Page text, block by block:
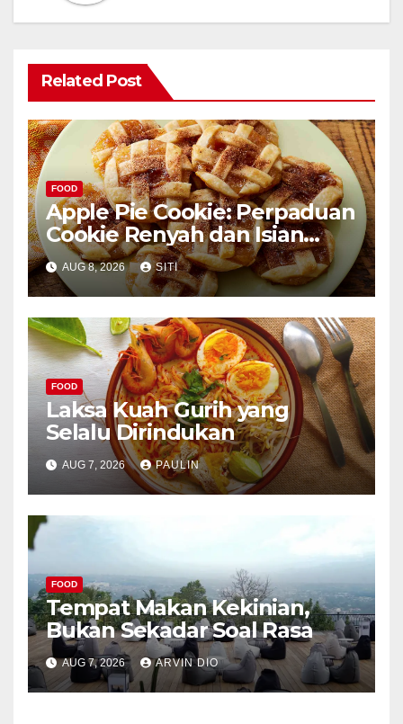
Related Post
FOOD
Apple Pie Cookie: Perpaduan
Cookie Renyah dan Isian
Apel
AUG 8, 2026 SITI
FOOD
Laksa Kuah Gurih yang
Selalu Dirindukan
AUG 7, 2026 PAULIN
FOOD
Tempat Makan Kekinian,
Bukan Sekadar Soal Rasa
AUG 7, 2026 ARVIN DIO